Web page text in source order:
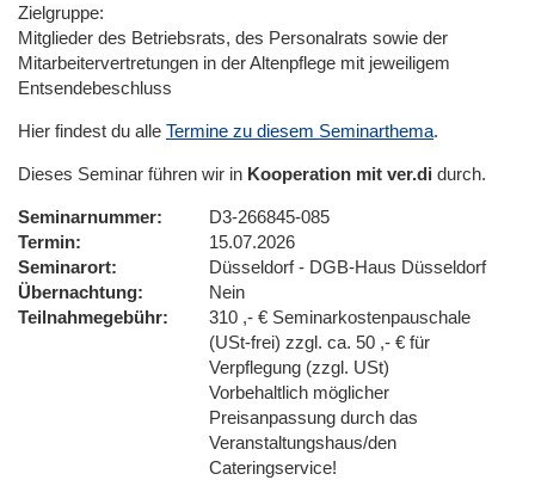
Zielgruppe:
Mitglieder des Betriebsrats, des Personalrats sowie der
Mitarbeitervertretungen in der Altenpflege mit jeweiligem
Entsendebeschluss
Hier findest du alle Termine zu diesem Seminarthema.
Dieses Seminar führen wir in Kooperation mit ver.di durch.
Seminarnummer
D3-266845-085
Termin
15.07.2026
Seminarort
Düsseldorf - DGB-Haus Düsseldorf
Übernachtung
Nein
Teilnahmegebühr
310 ,- € Seminarkostenpauschale
(USt-frei) zzgl. ca. 50 ,- € für
Verpflegung (zzgl. USt)
Vorbehaltlich möglicher
Preisanpassung durch das
Veranstaltungshaus/den
Cateringservice!